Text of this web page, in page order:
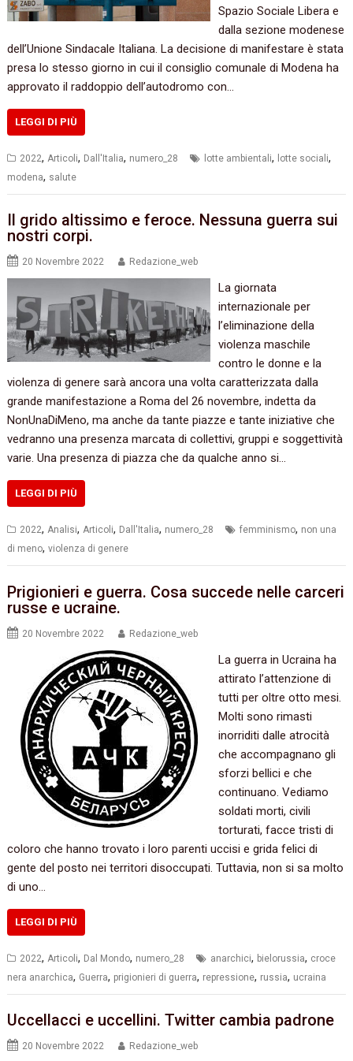
Spazio Sociale Libera e
dalla sezione modenese
dell’Unione Sindacale Italiana. La decisione di manifestare è stata
presa lo stesso giorno in cui il consiglio comunale di Modena ha
approvato il raddoppio dell’autodromo con…
LEGGI DI PIÙ
2022, Articoli, Dall'Italia, numero_28 lotte ambientali, lotte sociali,
modena, salute
Il grido altissimo e feroce. Nessuna guerra sui
nostri corpi.
20 Novembre 2022 Redazione_web
La giornata
internazionale per
l’eliminazione della
violenza maschile
contro le donne e la
violenza di genere sarà ancora una volta caratterizzata dalla
grande manifestazione a Roma del 26 novembre, indetta da
NonUnaDiMeno, ma anche da tante piazze e tante iniziative che
vedranno una presenza marcata di collettivi, gruppi e soggettività
varie. Una presenza di piazza che da qualche anno si…
LEGGI DI PIÙ
2022,Analisi,Articoli, Dall'Italia, numero_28 femminismo, non una
di meno,violenza di genere
Prigionieri e guerra. Cosa succede nelle carceri
russe e ucraine.
20 Novembre 2022 Redazione_web
La guerra in Ucraina ha
attirato l’attenzione di
tutti per oltre otto mesi.
Molti sono rimasti
inorriditi dalle atrocità
che accompagnano gli
sforzi bellici e che
continuano. Vediamo
soldati morti, civili
torturati, facce tristi di
coloro che hanno trovato i loro parenti uccisi e grida felici di
gente del posto nei territori disoccupati. Tuttavia, non si sa molto
di uno…
LEGGI DI PIÙ
2022, Articoli, Dal Mondo, numero_28 anarchici, bielorussia, croce
nera anarchica, Guerra, prigionieri di guerra, repressione, russia, ucraina
Uccellacci e uccellini. Twitter cambia padrone
20 Novembre 2022 Redazione_web